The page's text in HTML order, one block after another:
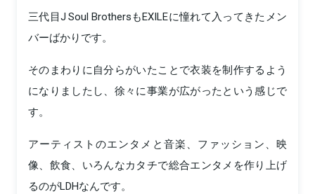
三代目J Soul BrothersもEXILEに憧れて入ってきたメン
バーばかりです。
そのまわりに自分らがいたことで衣装を制作するよう
になりましたし、徐々に事業が広がったという感じで
す。
アーティストのエンタメと音楽、ファッション、映
像、飲食、いろんなカタチで総合エンタメを作り上げ
るのがLDHなんです。